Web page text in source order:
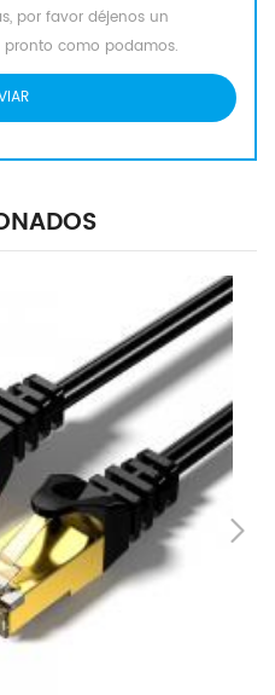
por favor déjenos un
pronto como podamos.